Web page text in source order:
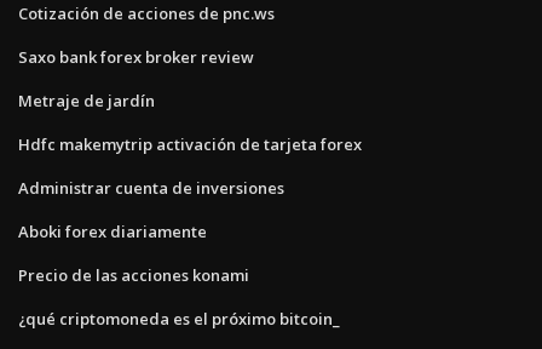
Cotización de acciones de pnc.ws
Saxo bank forex broker review
Metraje de jardín
Hdfc makemytrip activación de tarjeta forex
Administrar cuenta de inversiones
Aboki forex diariamente
Precio de las acciones konami
¿qué criptomoneda es el próximo bitcoin_